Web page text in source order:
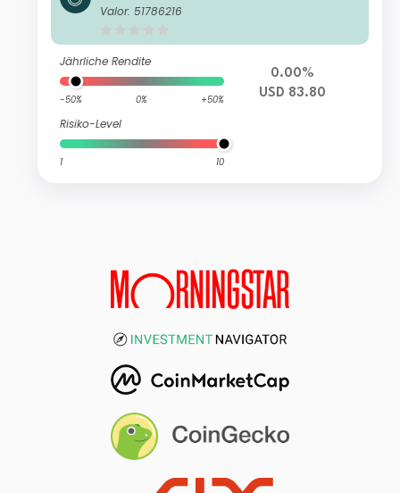
(div) USD
Valor: 51786216
Jährliche Rendite
-50% 0% +50%
Risiko-Level
1 10
0.00%
USD 83.80